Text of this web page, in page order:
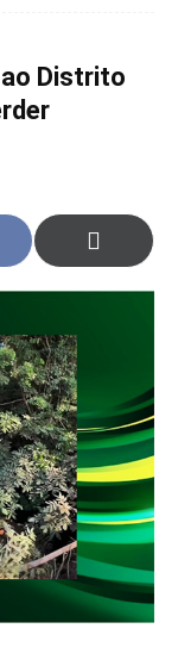
Distrito
Share
on
(Twitter)